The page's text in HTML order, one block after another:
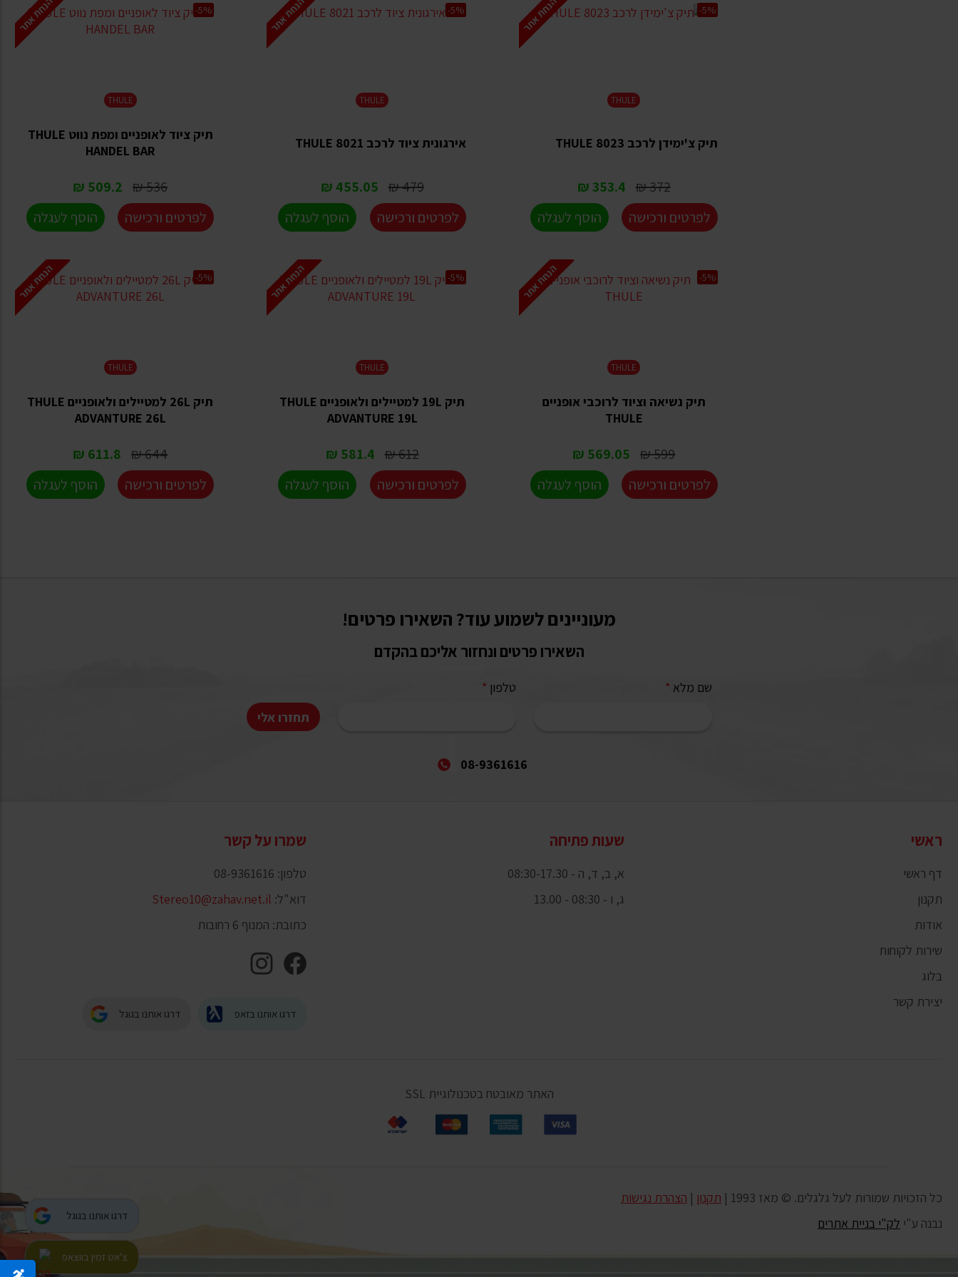
הנחת אתר
THULE
תיק צ'ימידן לרכב THULE 8023
372 ₪
353.4 ₪
-5%
לפרטים ורכישה הוסף לעגלה
הנחת אתר
THULE
אירגונית ציוד לרכב THULE 8021
479 ₪
455.05 ₪
-5%
לפרטים ורכישה הוסף לעגלה
הנחת אתר
THULE
תיק ציוד לאופניים ומפת נווט THULE
HANDEL BAR
536 ₪
509.2 ₪
-5%
לפרטים ורכישה הוסף לעגלה
הנחת אתר
THULE
תיק נשיאה וציוד לרוכבי אופניים
THULE
599 ₪
569.05 ₪
-5%
לפרטים ורכישה הוסף לעגלה
הנחת אתר
THULE
תיק 19L למטיילים ולאופניים THULE
ADVANTURE 19L
612 ₪
581.4 ₪
-5%
לפרטים ורכישה הוסף לעגלה
הנחת אתר
THULE
תיק 26L למטיילים ולאופניים THULE
ADVANTURE 26L
644 ₪
611.8 ₪
-5%
לפרטים ורכישה הוסף לעגלה
מעוניינים לשמוע עוד? השאירו פרטים!
השאירו פרטים ונחזור אליכם בהקדם
שם מלא * טלפון *
תחזרו אלי
08-9361616
ראשי
דף ראשי
תקנון
אודות
שירות לקוחות
בלוג
יצירת קשר
שעות פתיחה
א, ב, ד, ה - 08:30-17.30
ג, ו - 08:30 - 13.00
שמרו על קשר
טלפון: 08-9361616
דוא"ל: Stereo10@zahav.net.il
כתובת: המנוף 6 רחובות
דרגו אותנו בזאפ דרגו אותנו בגוגל
דרגו אותנו בגוגל
צ'אט זמין בווצאפ
האתר מאובטח בטכנולוגיית SSL
כל הזכויות שמורות לעל גלגלים. © מאז 1993 | תקנון | הצהרת נגישות
נבנה ע"י לק"י בניית אתרים